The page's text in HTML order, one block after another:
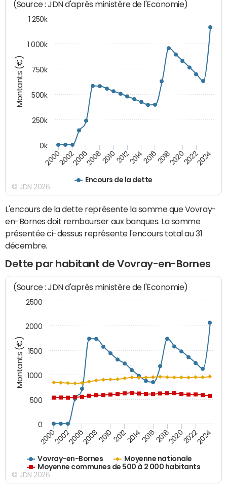
Montants (€)
(Source : JDN d'après ministère de l'Economie)
Encours de la dette
200020022006200820102012201420162018202020222024
0k
250k
500k
750k
1 000k
1 250k
© JDN 2026
L'encours de la dette représente la somme que Vovray-
en-Bornes doit rembourser aux banques. La somme
présentée ci-dessus représente l'encours total au 31
décembre.
Dette par habitant de Vovray-en-Bornes
Montants (€)
(Source : JDN d'après ministère de l'Economie)
Vovray-en-Bornes
Moyenne nationale
Moyenne communes de 500 à 2 000 habitants
200020022006200820102012201420162018202020222024
0
500
1000
1500
2000
2500
© JDN 2026